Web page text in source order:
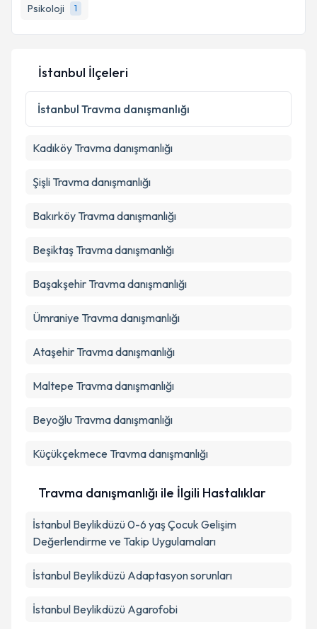
Psikoloji
1
bilgilendireceğiz.
E-posta Adresiniz
Kişisel verilerimin işlenmesine ilişkin
Metni'ni okudum ve kişisel verilerimin belirtilen
Takvim Talebini Gönder
İstanbul İlçeleri
İstanbul Travma danışmanlığı
Kadıköy Travma danışmanlığı
Şişli Travma danışmanlığı
Bakırköy Travma danışmanlığı
Beşiktaş Travma danışmanlığı
Başakşehir Travma danışmanlığı
Ümraniye Travma danışmanlığı
Ataşehir Travma danışmanlığı
Maltepe Travma danışmanlığı
Beyoğlu Travma danışmanlığı
Küçükçekmece Travma danışmanlığı
Travma danışmanlığı ile İlgili Hastalıklar
İstanbul Beylikdüzü 0-6 yaş Çocuk Gelişim
Değerlendirme ve Takip Uygulamaları
İstanbul Beylikdüzü Adaptasyon sorunları
İstanbul Beylikdüzü Agarofobi